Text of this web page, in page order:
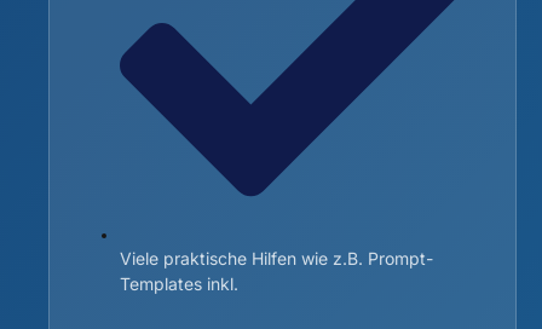
Viele praktische Hilfen wie z.B. Prompt-
Templates inkl.